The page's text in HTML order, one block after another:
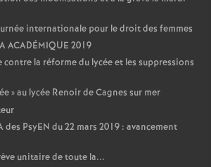
internationale pour le droit des femmes
ACADÉMIQUE 2019
la réforme du lycée et les suppressions
» au lycée Renoir de Cagnes sur mer
des PsyEN du 22 mars 2019 : avancement
unitaire de toute la...